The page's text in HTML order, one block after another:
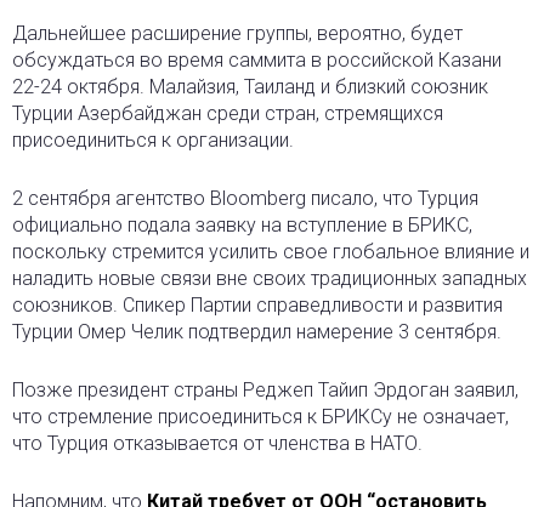
Дальнейшее расширение группы, вероятно, будет
обсуждаться во время саммита в российской Казани
22-24 октября. Малайзия, Таиланд и близкий союзник
Турции Азербайджан среди стран, стремящихся
присоединиться к организации.
2 сентября агентство Bloomberg писало, что Турция
официально подала заявку на вступление в БРИКС,
поскольку стремится усилить свое глобальное влияние и
наладить новые связи вне своих традиционных западных
союзников. Спикер Партии справедливости и развития
Турции Омер Челик подтвердил намерение 3 сентября.
Позже президент страны Реджеп Тайип Эрдоган заявил,
что стремление присоединиться к БРИКСу не означает,
что Турция отказывается от членства в НАТО.
Напомним, что Китай требует от ООН “остановить